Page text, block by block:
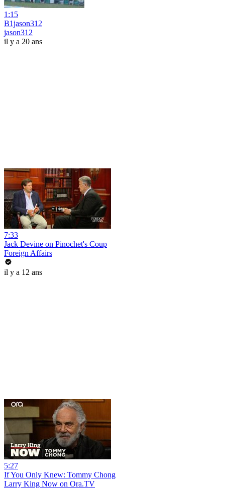
1:15
B1jason312
jason312
il y a 20 ans
7:33
Jack Devine on Pinochet's Coup
Foreign Affairs
il y a 12 ans
5:27
If You Only Knew: Tommy Chong
Larry King Now on Ora.TV